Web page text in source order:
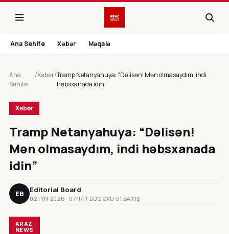
Ana Sehife Xəbər Məqalə
Ana
Səhifə
/Xəbər/Tramp Netanyahuya: “Dəlisən! Mən olmasaydım, indi
həbsxanada idin”
Xəbər
Tramp Netanyahuya: “Dəlisən!
Mən olmasaydım, indi həbsxanada
idin”
EB Editorial Board
02 IYN 2026 · 07:14·1 DƏQ OXU ·51 BAXIŞ
ARAZ
NEWS